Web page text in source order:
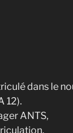
dans le
12).
ANTS,